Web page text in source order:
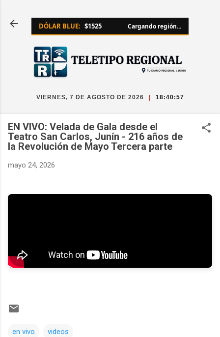
DÓLAR BLUE: $1525 Cargando región...
VIERNES, 7 DE AGOSTO DE 2026 18:40:58
EN VIVO: Velada de Gala desde el
Teatro San Carlos, Junín - 216 años de
la Revolución de Mayo Tercera parte
mayo 24, 2026
en vivo videos